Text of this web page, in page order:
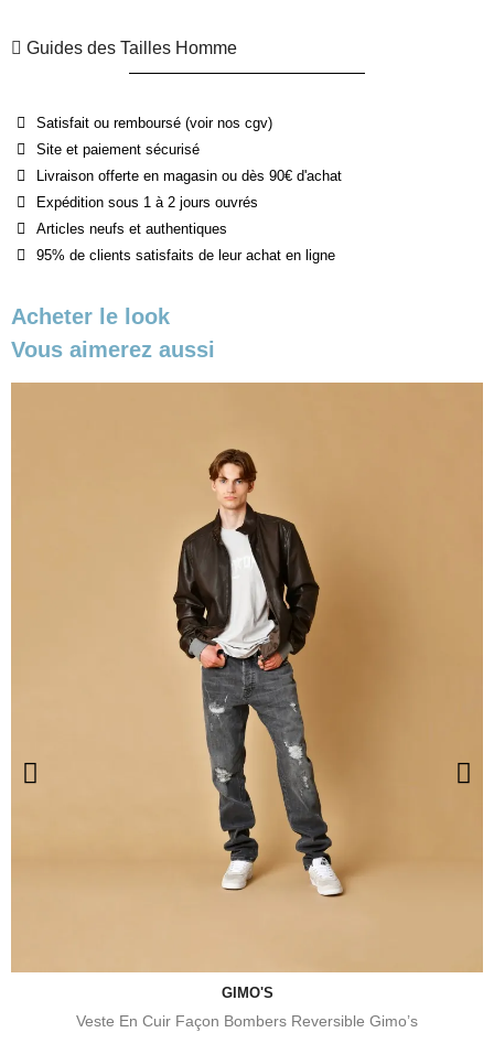
Guides des Tailles Homme
Satisfait ou remboursé (voir nos cgv)
Site et paiement sécurisé
Livraison offerte en magasin ou dès 90€ d'achat
Expédition sous 1 à 2 jours ouvrés
Articles neufs et authentiques
95% de clients satisfaits de leur achat en ligne
Acheter le look
Vous aimerez aussi
GIMO'S
Veste En Cuir Façon Bombers Reversible Gimo’s